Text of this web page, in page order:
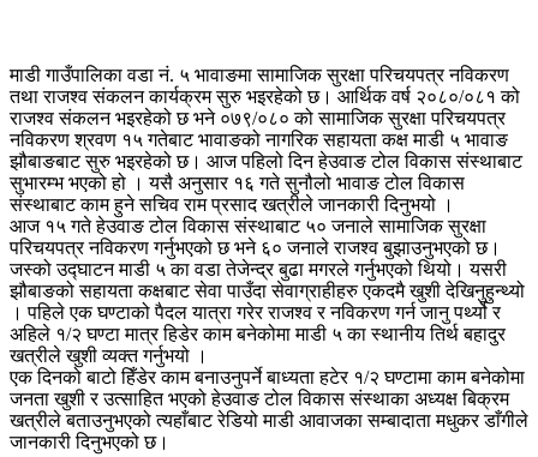
माडी गाउँपालिका वडा नं. ५ भावाङमा सामाजिक सुरक्षा परिचयपत्र नविकरण
तथा राजश्व संकलन कार्यक्रम सुरु भइरहेको छ। आर्थिक वर्ष २०८०/०८१ को
राजश्व संकलन भइरहेको छ भने ०७९/०८० को सामाजिक सुरक्षा परिचयपत्र
नविकरण श्रवण १५ गतेबाट भावाङको नागरिक सहायता कक्ष माडी ५ भावाङ
झौबाङबाट सुरु भइरहेको छ। आज पहिलो दिन हेउवाङ टोल विकास संस्थाबाट
सुभारम्भ भएको हो । यसै अनुसार १६ गते सुनौलो भावाङ टोल विकास
संस्थाबाट काम हुने सचिव राम प्रसाद खत्रीले जानकारी दिनुभयो ।
आज १५ गते हेउवाङ टोल विकास संस्थाबाट ५० जनाले सामाजिक सुरक्षा
परिचयपत्र नविकरण गर्नुभएको छ भने ६० जनाले राजश्व बुझाउनुभएको छ।
जस्को उद्घाटन माडी ५ का वडा तेजेन्द्र बुढा मगरले गर्नुभएको थियो। यसरी
झौबाङको सहायता कक्षबाट सेवा पाउँदा सेवाग्राहीहरु एकदमै खुशी देखिनुहुन्थ्यो
। पहिले एक घण्टाको पैदल यात्रा गरेर राजश्व र नविकरण गर्न जानु पर्थ्यो र
अहिले १/२ घण्टा मात्र हिडेर काम बनेकोमा माडी ५ का स्थानीय तिर्थ बहादुर
खत्रीले खुशी व्यक्त गर्नुभयो ।
एक दिनको बाटो हिँडेर काम बनाउनुपर्ने बाध्यता हटेर १/२ घण्टामा काम बनेकोमा
जनता खुशी र उत्साहित भएको हेउवाङ टोल विकास संस्थाका अध्यक्ष बिक्रम
खत्रीले बताउनुभएको त्यहाँबाट रेडियो माडी आवाजका सम्बादाता मधुकर डाँगीले
जानकारी दिनुभएको छ।